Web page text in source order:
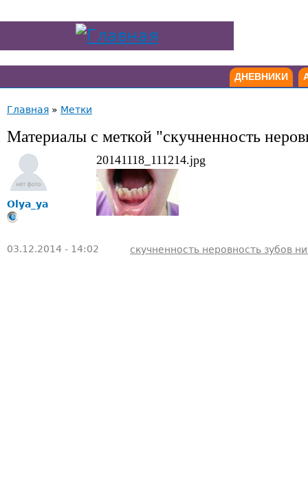
ДНЕВНИКИ
Главная » Метки
Материалы с меткой "скучненность
Olya_ya
20141118_111214.jpg
03.12.2014 - 14:02 скучненность неровность зубов